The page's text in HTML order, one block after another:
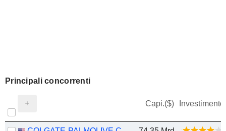
Principali concorrenti
Capi.($) Investimento